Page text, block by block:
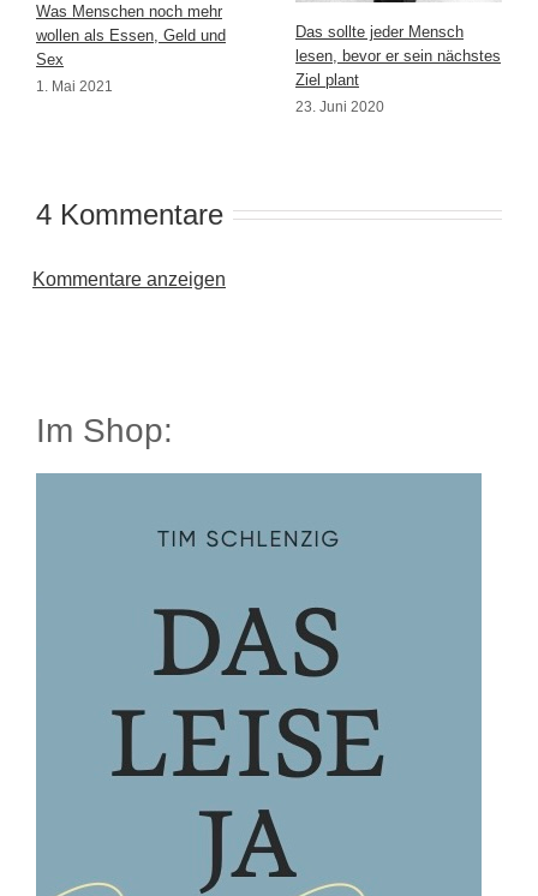
Was Menschen noch mehr
wollen als Essen, Geld und
Sex
1. Mai 2021
Das sollte jeder Mensch
lesen, bevor er sein nächstes
Ziel plant
23. Juni 2020
4 Kommentare
Kommentare anzeigen
Im Shop: